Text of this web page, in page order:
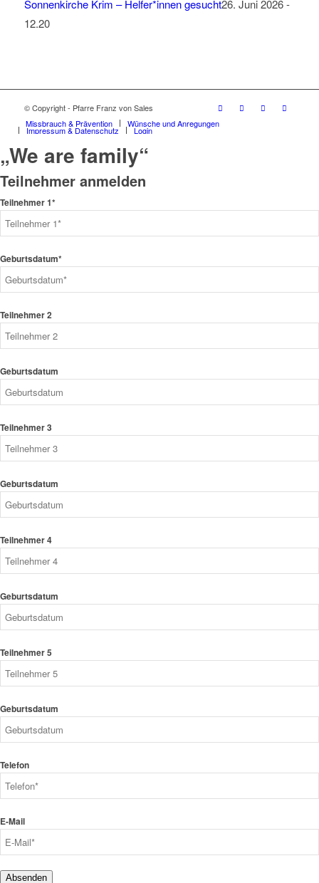
Sonnenkirche Krim – Helfer*innen gesucht26. Juni 2026 -
12.20
© Copyright - Pfarre Franz von Sales
Missbrauch & Prävention
Wünsche und Anregungen
Impressum & Datenschutz Login
„We are family“
Teilnehmer anmelden
Teilnehmer 1*
Geburtsdatum*
Teilnehmer 2
Geburtsdatum
Teilnehmer 3
Geburtsdatum
Teilnehmer 4
Geburtsdatum
Teilnehmer 5
Geburtsdatum
Telefon
E-Mail
Absenden